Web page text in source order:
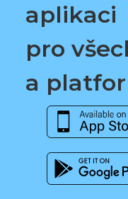
aplikaci
pro
a